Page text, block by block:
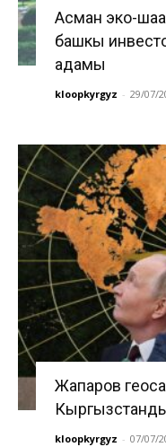
Асман эко-
башкы
адамы
kloopkyrgyz - 29/07/
Жапаров
kloopkyrgyz - 07/07/